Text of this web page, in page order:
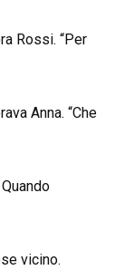
Rossi. “Per
Anna. “Che
vicino.